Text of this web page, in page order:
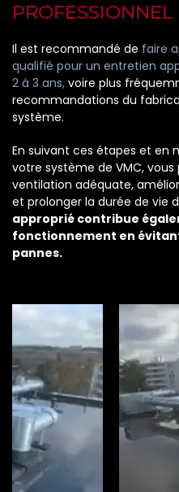
PROFESSIONNEL
Il est recommandé de faire
qualifié pour un entretien
2 à 3 ans, voire plus
recommandations du
système.
En suivant ces étapes et en
votre système de VMC, vous
ventilation adéquate,
et prolonger la durée de vie
approprié contribue
fonctionnement en
pannes.